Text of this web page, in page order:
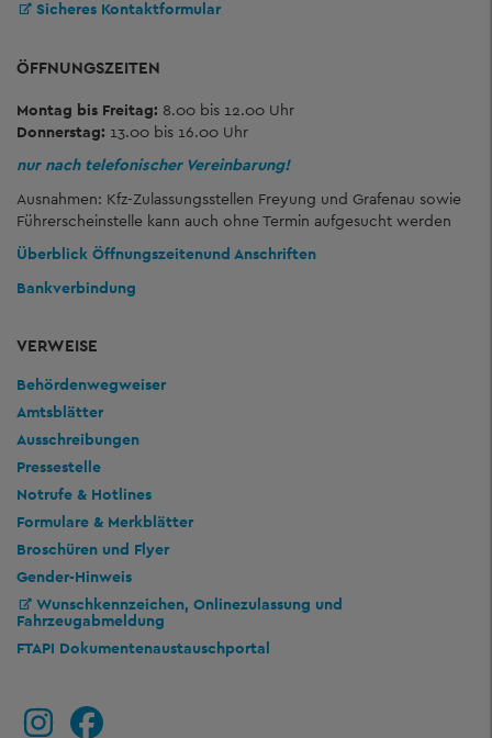
Sicheres Kontaktformular
ÖFFNUNGSZEITEN
Montag bis Freitag: 8.00 bis 12.00 Uhr
Donnerstag: 13.00 bis 16.00 Uhr
nur nach telefonischer Vereinbarung!
Ausnahmen: Kfz-Zulassungsstellen Freyung und Grafenau sowie
Führerscheinstelle kann auch ohne Termin aufgesucht werden
Überblick Öffnungszeitenund Anschriften
Bankverbindung
VERWEISE
Behördenwegweiser
Amtsblätter
Ausschreibungen
Pressestelle
Notrufe & Hotlines
Formulare & Merkblätter
Broschüren und Flyer
Gender-Hinweis
Wunschkennzeichen, Onlinezulassung und
Fahrzeugabmeldung
FTAPI Dokumentenaustauschportal